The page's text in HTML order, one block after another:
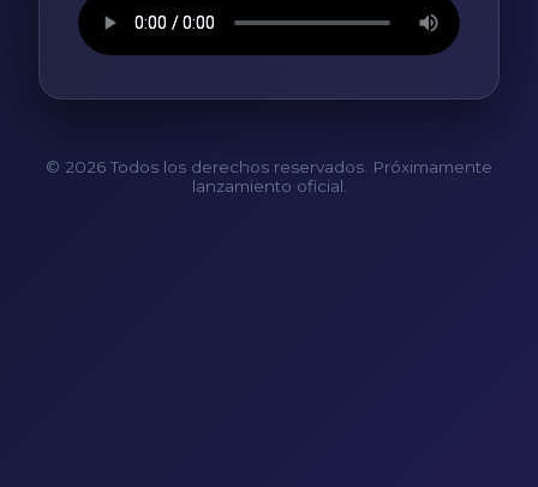
© 2026 Todos los derechos reservados. Próximamente
lanzamiento oficial.